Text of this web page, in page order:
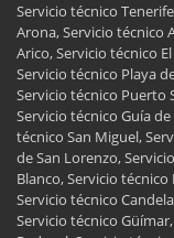
Servicio técnico
Arona, Servicio técnico
Arico, Servicio técnico
Servicio técnico Playa
Servicio técnico Puerto
Servicio técnico Guía
técnico San Miguel,
de San Lorenzo,
Blanco, Servicio técnico
Servicio técnico
Servicio técnico